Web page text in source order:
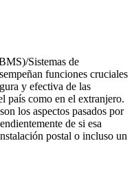
Sistemas de
funciones cruciales
y efectiva de las
país como en el extranjero.
los aspectos pasados por
de si esa
postal o incluso un